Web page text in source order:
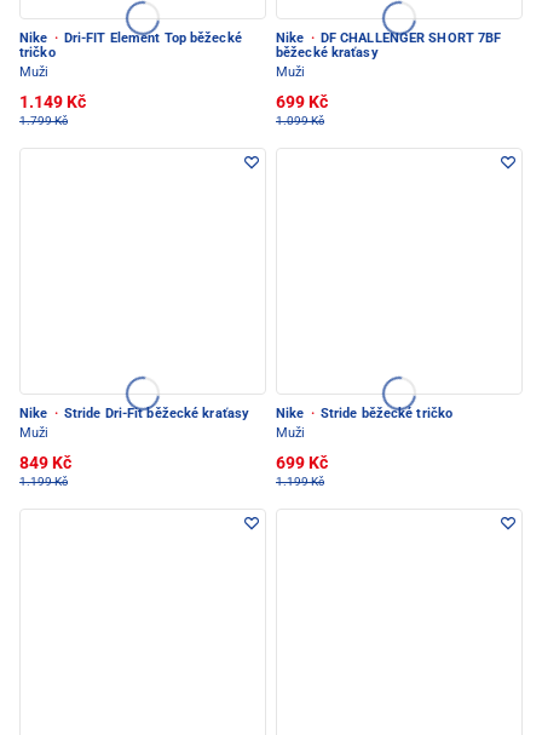
Nike · Dri-FIT Element Top běžecké
tričko
Muži
1.149 Kč
1.799 Kč
Nike · DF CHALLENGER SHORT 7BF
běžecké kraťasy
Muži
699 Kč
1.099 Kč
Nike · Stride Dri-Fit běžecké kraťasy
Muži
849 Kč
1.199 Kč
Nike · Stride běžecké tričko
Muži
699 Kč
1.199 Kč